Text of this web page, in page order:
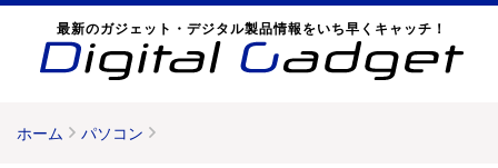
最新のガジェット・デジタル製品情報をいち早くキャッチ！
ホーム パソコン